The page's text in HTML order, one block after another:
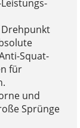
Drehpunkt
Squat-
für
und
Sprünge